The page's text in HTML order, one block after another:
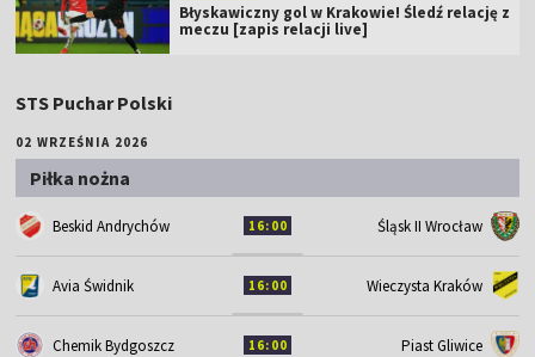
Błyskawiczny gol w Krakowie! Śledź relację z
meczu [zapis relacji live]
STS Puchar Polski
02 WRZEŚNIA 2026
Piłka nożna
Beskid Andrychów 16:00 Śląsk II Wrocław
Avia Świdnik 16:00 Wieczysta Kraków
Chemik Bydgoszcz 16:00 Piast Gliwice